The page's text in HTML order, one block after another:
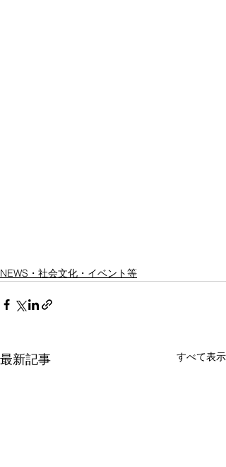
NEWS・社会文化・イベント等
最新記事 すべて表示